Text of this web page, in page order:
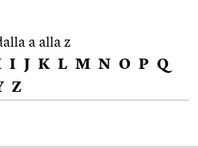
a alla z
I J K L M N O P Q
Z